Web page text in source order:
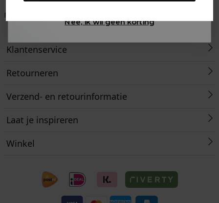
Betaal achteraf met
is morgen in huis!*
ons met een 9,6!
Klantenservice
Retourneren
Verzend- en retourinformatie
Laat je inspireren
Winkel
Nee, ik wil geen korting